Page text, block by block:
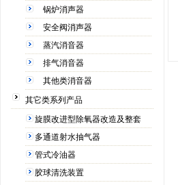
锅炉消声器
安全阀消声器
蒸汽消音器
排气消音器
其他类消音器
其它类系列产品
旋膜改进型除氧器改造及整套
多通道射水抽气器
管式冷油器
胶球清洗装置